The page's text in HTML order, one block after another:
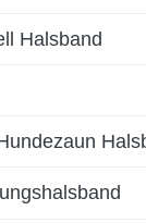
Halsband